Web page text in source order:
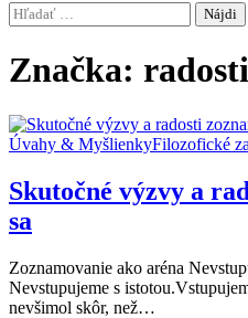
Hľadať:
Značka:
Úvahy & MyšlienkyFilozofické
Skutočné výzvy a
sa
Zoznamovanie ako aréna
Nevstupujeme s
nevšimol skôr, než…